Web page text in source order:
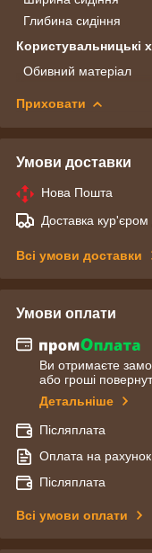
Глибина сидіння
Користувальницькі
Обивний матеріал
Приховати
Умови доставки
Нова Пошта
Доставка
Всі умови доставки
Умови оплати
Ви отримаєте
або гроші
Детальніше
Післяплата
Оплата на рахунок
Післяплата
Всі умови оплати